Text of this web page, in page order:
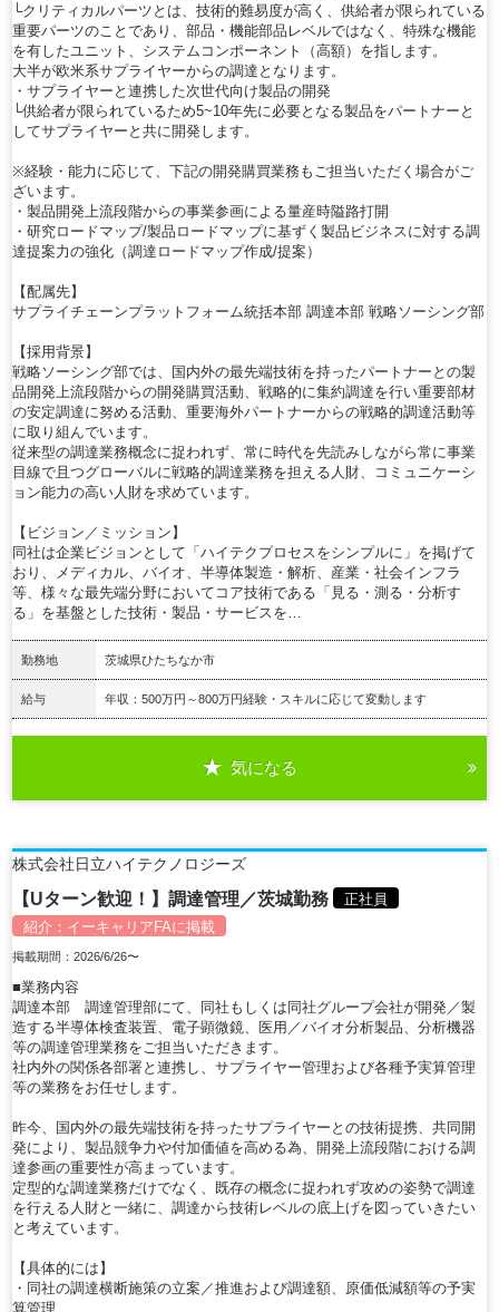
└クリティカルパーツとは、技術的難易度が高く、供給者が限られている
重要パーツのことであり、部品・機能部品レベルではなく、特殊な機能
を有したユニット、システムコンポーネント（高額）を指します。
大半が欧米系サプライヤーからの調達となります。
・サプライヤーと連携した次世代向け製品の開発
└供給者が限られているため5~10年先に必要となる製品をパートナーと
してサプライヤーと共に開発します。
※経験・能力に応じて、下記の開発購買業務もご担当いただく場合がご
ざいます。
・製品開発上流段階からの事業参画による量産時隘路打開
・研究ロードマップ/製品ロードマップに基ずく製品ビジネスに対する調
達提案力の強化（調達ロードマップ作成/提案）
【配属先】
サプライチェーンプラットフォーム統括本部 調達本部 戦略ソーシング部
【採用背景】
戦略ソーシング部では、国内外の最先端技術を持ったパートナーとの製
品開発上流段階からの開発購買活動、戦略的に集約調達を行い重要部材
の安定調達に努める活動、重要海外パートナーからの戦略的調達活動等
に取り組んでいます。
従来型の調達業務概念に捉われず、常に時代を先読みしながら常に事業
目線で且つグローバルに戦略的調達業務を担える人財、コミュニケーシ
ョン能力の高い人財を求めています。
【ビジョン／ミッション】
同社は企業ビジョンとして「ハイテクプロセスをシンプルに」を掲げて
おり、メディカル、バイオ、半導体製造・解析、産業・社会インフラ
等、様々な最先端分野においてコア技術である「見る・測る・分析す
る」を基盤とした技術・製品・サービスを…
勤務地 茨城県ひたちなか市
給与 年収：500万円～800万円経験・スキルに応じて変動します
気になる
株式会社日立ハイテクノロジーズ
【Uターン歓迎！】調達管理／茨城勤務
正社員
紹介： イーキャリアFAに掲載
掲載期間：2026/6/26〜
■業務内容
調達本部 調達管理部にて、同社もしくは同社グループ会社が開発／製
造する半導体検査装置、電子顕微鏡、医用／バイオ分析製品、分析機器
等の調達管理業務をご担当いただきます。
社内外の関係各部署と連携し、サプライヤー管理および各種予実算管理
等の業務をお任せします。
昨今、国内外の最先端技術を持ったサプライヤーとの技術提携、共同開
発により、製品競争力や付加価値を高める為、開発上流段階における調
達参画の重要性が高まっています。
定型的な調達業務だけでなく、既存の概念に捉われず攻めの姿勢で調達
を行える人財と一緒に、調達から技術レベルの底上げを図っていきたい
と考えています。
【具体的には】
・同社の調達横断施策の立案／推進および調達額、原価低減額等の予実
算管理